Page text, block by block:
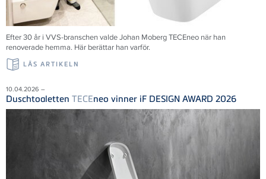
Efter 30 år i VVS-branschen valde Johan Moberg TECEneo när han
renoverade hemma. Här berättar han varför.
LÄS ARTIKELN
10.04.2026 –
Duschtoaletten TECEneo vinner iF DESIGN AWARD 2026